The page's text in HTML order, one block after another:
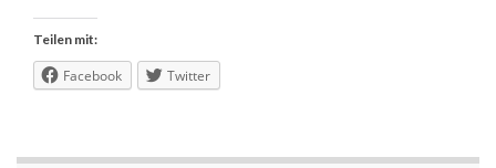
Teilen mit:
Facebook Twitter